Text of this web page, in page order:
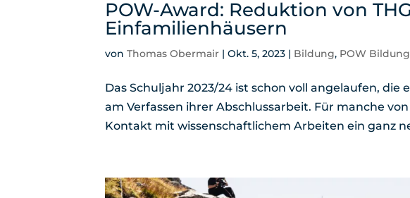
POW-Award: Reduktion von
Einfamilienhäusern
vonThomas Obermair |Okt. 5, 2023 | Bildung, POW
Das Schuljahr 2023/24 ist schon voll angelaufen,
am Verfassen ihrer Abschlussarbeit. Für manche
Kontakt mit wissenschaftlichem Arbeiten ein ganz